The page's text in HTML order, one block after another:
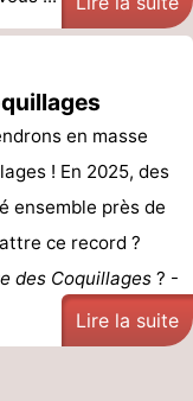
en masse
! En 2025, des
ensemble près de
ce record ?
des Coquillages ? -
Lire la suite